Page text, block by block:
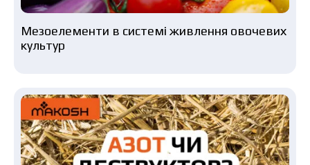
Мезоелементи в системі живлення овочевих
культур